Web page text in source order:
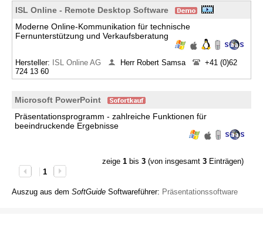
ISL Online - Remote Desktop Software
Moderne Online-Kommunikation für technische
Fernunterstützung und Verkaufsberatung
Hersteller: ISL Online AG Herr Robert Samsa
+41 (0)62
724 13 60
Microsoft PowerPoint
Präsentationsprogramm - zahlreiche Funktionen für
beeindruckende Ergebnisse
zeige 1bis 3(von insgesamt 3Einträgen)
1
Auszug aus dem SoftGuide Softwareführer: Präsentationssoftware